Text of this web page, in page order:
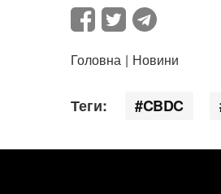
Головна Новини
Теги: CBDC